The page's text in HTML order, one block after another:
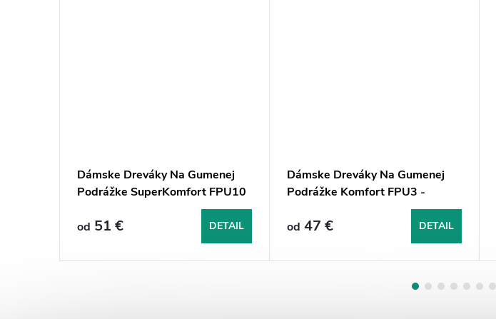
Dámske Dreváky Na Gumenej
Podrážke SuperKomfort FPU10
od 51 € DETAIL
Dámske Dreváky Na Gumenej
Podrážke Komfort FPU3 -
od 47 € DETAIL